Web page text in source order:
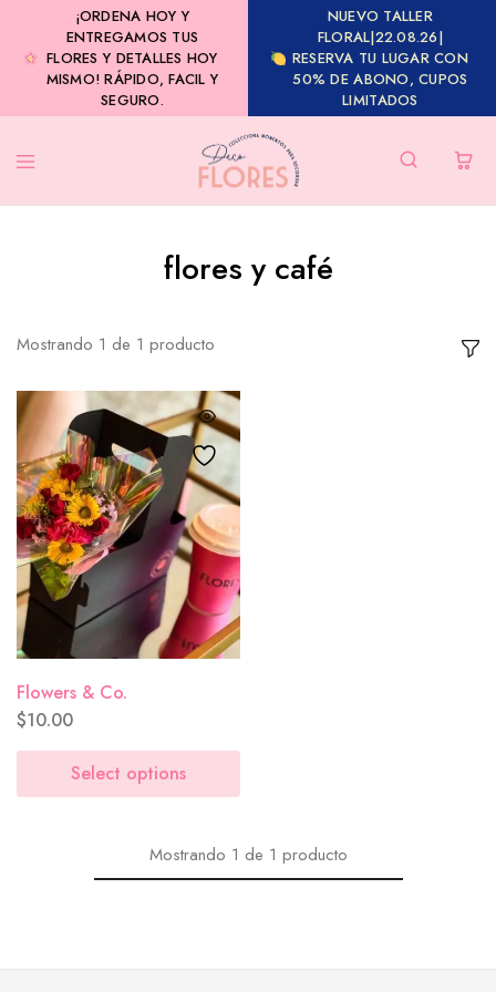
¡ORDENA HOY Y
ENTREGAMOS TUS
FLORES Y DETALLES HOY
MISMO! RÁPIDO, FACIL Y
SEGURO.
NUEVO TALLER
FLORAL|22.08.26|
RESERVA TU LUGAR CON
50% DE ABONO, CUPOS
LIMITADOS
flores y café
Mostrando 1 de 1 producto
Flowers & Co.
$10.00
Select options
Mostrando 1 de 1 producto